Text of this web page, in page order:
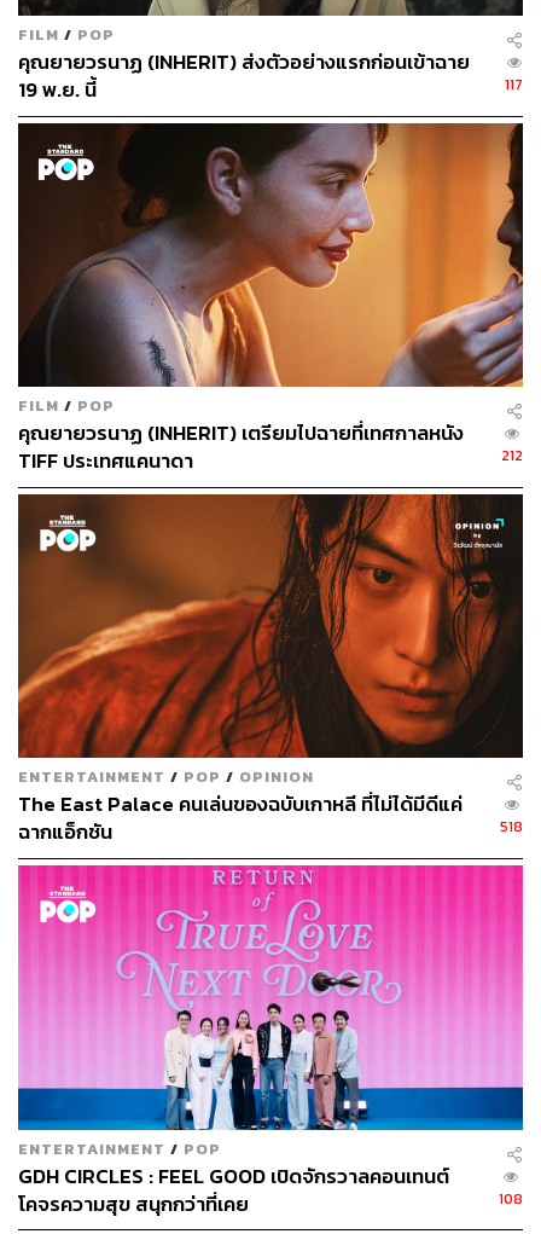
FILM / POP
คุณยายวรนาฏ (INHERIT) ส่งตัวอย่างแรกก่อนเข้าฉาย
19 พ.ย. นี้
117
FILM / POP
คุณยายวรนาฏ (INHERIT) เตรียมไปฉายที่เทศกาลหนัง
TIFF ประเทศแคนาดา
212
ENTERTAINMENT / POP / OPINION
The East Palace คนเล่นของฉบับเกาหลี ที่ไม่ได้มีดีแค่
ฉากแอ็กชัน
518
ENTERTAINMENT / POP
GDH CIRCLES : FEEL GOOD เปิดจักรวาลคอนเทนต์
โคจรความสุข สนุกกว่าที่เคย
108